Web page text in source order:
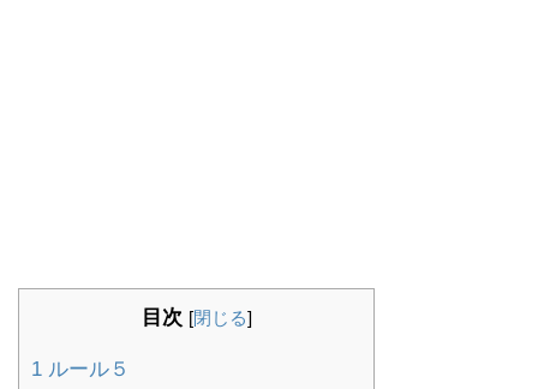
目次 [閉じる]
1 ルール５